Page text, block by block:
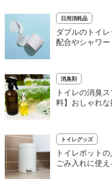
日用消耗品
ダブルのトイ
配合やシャワ
消臭剤
トイレの消臭
料】おしゃれな
トイレグッズ
トイレポット
ごみ入れに使え